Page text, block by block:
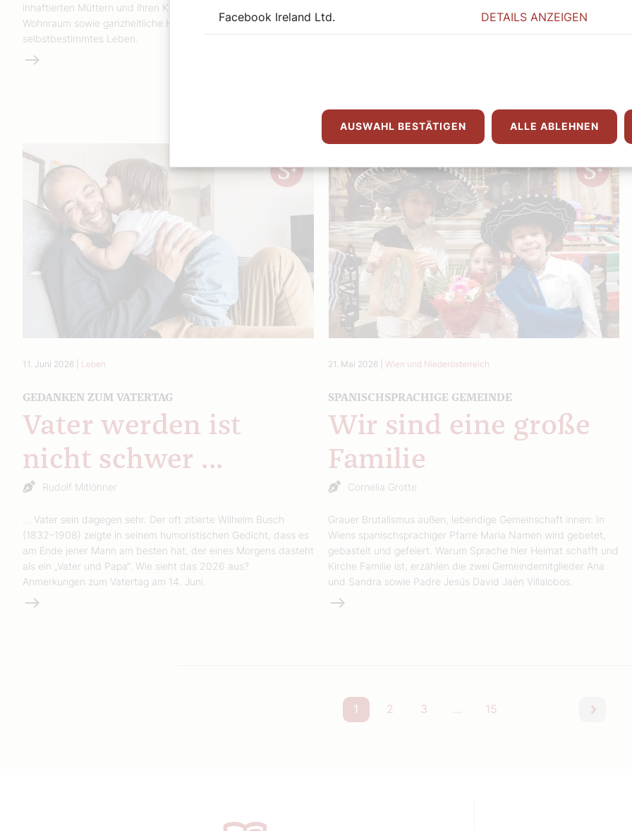
inhaftierten Müttern und ihren Kindern einen geschützten
Wohnraum sowie ganzheitliche Hilfe auf dem Weg zurück in ein
selbstbestimmtes Leben.
Weiterlesen
11. Juni 2026 Leben
GEDANKEN ZUM VATERTAG
Vater werden ist
nicht schwer ...
Rudolf Mitlöhner
... Vater sein dagegen sehr. Der oft zitierte Wilhelm Busch
(1832–1908) zeigte in seinem humoristischen Gedicht, dass es
am Ende jener Mann am besten hat, der eines Morgens dasteht
als ein „Vater und Papa“. Wie sieht das 2026 aus?
Anmerkungen zum Vatertag am 14. Juni.
Weiterlesen
21. Mai 2026 Wien und Niederösterreich
SPANISCHSPRACHIGE GEMEINDE
Wir sind eine große
Familie
Cornelia Grotte
Grauer Brutalismus außen, lebendige Gemeinschaft innen: In
Wiens spanischsprachiger Pfarre Maria Namen wird gebetet,
gebastelt und gefeiert. Warum Sprache hier Heimat schafft und
Kirche Familie ist, erzählen die zwei Gemeindemitglieder Ana
und Sandra sowie Padre Jesús David Jaén Villalobos.
Weiterlesen
1 2 3 … 15
nächste
Facebook Ireland Ltd.
DETAILS ANZEIGEN
AUSWAHL BESTÄTIGEN ALLE ABLEHNEN